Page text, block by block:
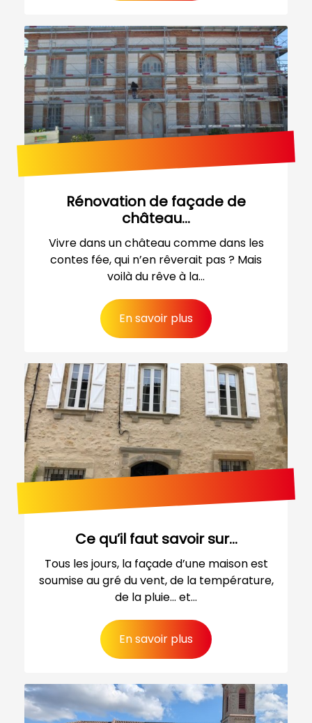
Rénovation de façade de
château...
Vivre dans un château comme dans les
contes fée, qui n’en rêverait pas ? Mais
voilà du rêve à la...
En savoir plus
Ce qu’il faut savoir sur...
Tous les jours, la façade d’une maison est
soumise au gré du vent, de la température,
de la pluie... et...
En savoir plus